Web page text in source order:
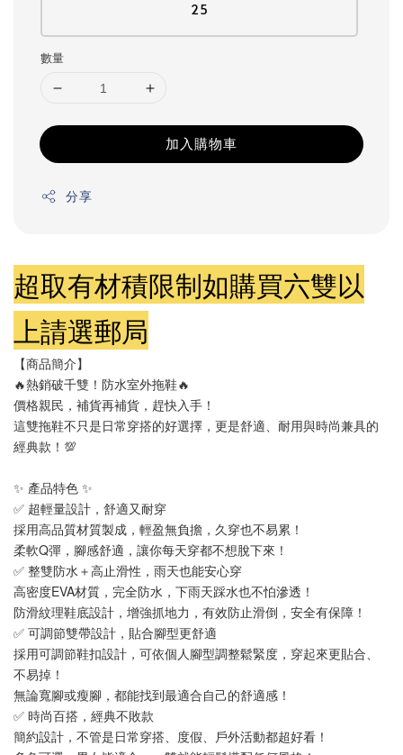
25
數量
加入購物車
分享
超取有材積限制如購買六雙以
上請選郵局
【商品簡介】
🔥熱銷破千雙！防水室外拖鞋🔥
價格親民，補貨再補貨，趕快入手！
這雙拖鞋不只是日常穿搭的好選擇，更是舒適、耐用與時尚兼具的
經典款！💯
✨ 產品特色 ✨
✅ 超輕量設計，舒適又耐穿
採用高品質材質製成，輕盈無負擔，久穿也不易累！
柔軟Q彈，腳感舒適，讓你每天穿都不想脫下來！
✅ 整雙防水＋高止滑性，雨天也能安心穿
高密度EVA材質，完全防水，下雨天踩水也不怕滲透！
防滑紋理鞋底設計，增強抓地力，有效防止滑倒，安全有保障！
✅ 可調節雙帶設計，貼合腳型更舒適
採用可調節鞋扣設計，可依個人腳型調整鬆緊度，穿起來更貼合、
不易掉！
無論寬腳或瘦腳，都能找到最適合自己的舒適感！
✅ 時尚百搭，經典不敗款
簡約設計，不管是日常穿搭、度假、戶外活動都超好看！